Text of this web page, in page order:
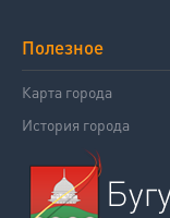
Полезное
Карта города
История города